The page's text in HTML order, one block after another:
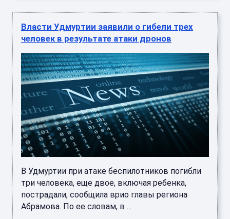
Власти Удмуртии заявили о гибели трех
человек в результате атаки дронов
В Удмуртии при атаке беспилотников погибли
три человека, еще двое, включая ребенка,
пострадали, сообщила врио главы региона
Абрамова. По ее словам, в ...